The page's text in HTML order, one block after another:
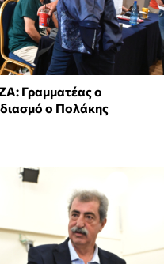
Γραμματέας ο
ο Πολάκης